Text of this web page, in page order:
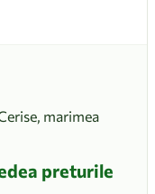
marimea
preturile